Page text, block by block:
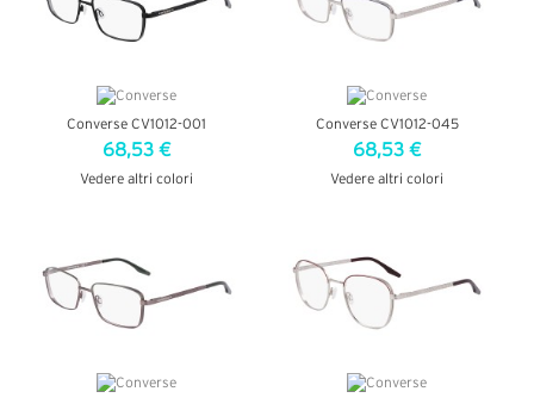
Converse CV1012-001
68,53 €
Vedere altri colori
Converse CV1012-045
68,53 €
Vedere altri colori